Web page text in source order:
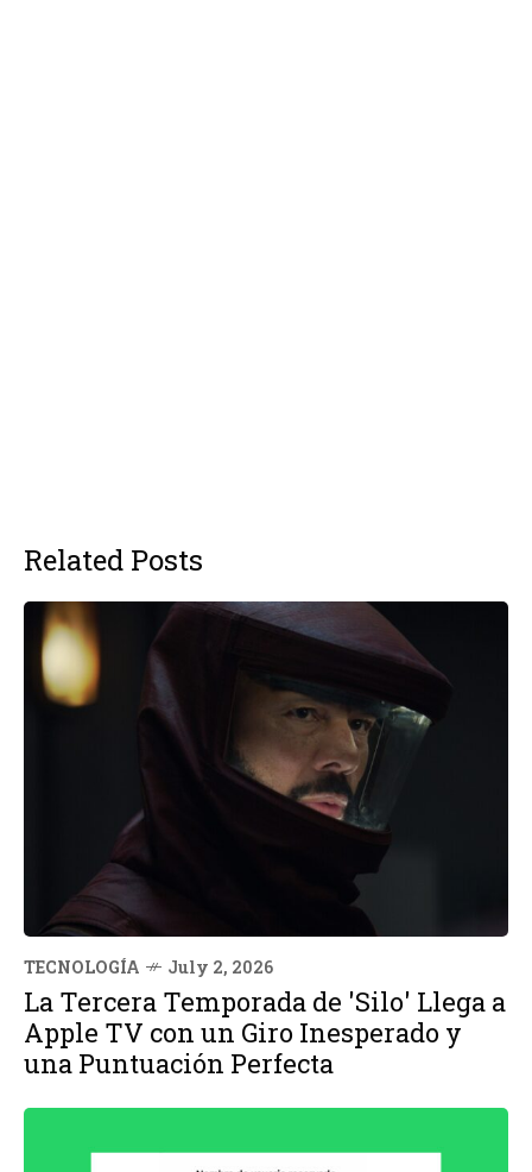
Related Posts
TECNOLOGÍA July 2, 2026
La Tercera Temporada de 'Silo' Llega a
Apple TV con un Giro Inesperado y
una Puntuación Perfecta